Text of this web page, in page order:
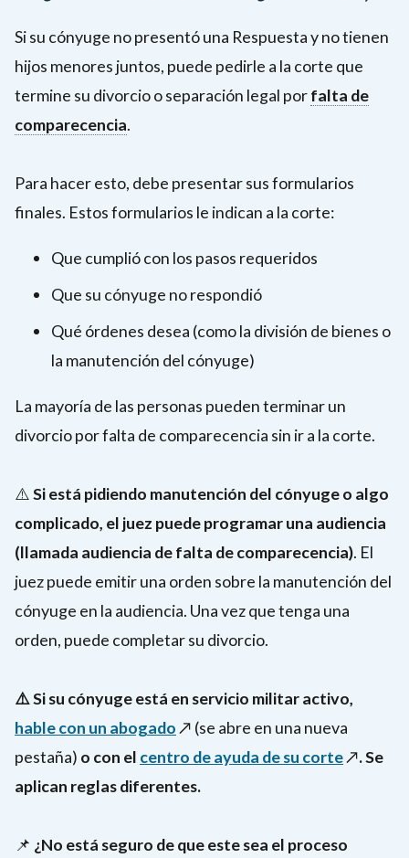
Si su cónyuge no presentó una Respuesta y no tienen
hijos menores juntos, puede pedirle a la corte que
termine su divorcio o separación legal porfalta de
comparecenciaCuando
corte
puede
el
caso
porque
la
persona
no
una
respuesta
a
tiempo.
.
Para hacer esto, debe presentar sus formularios
finales. Estos formularios le indican a la corte:
Que cumplió con los pasos requeridos
Que su cónyuge no respondió
Qué órdenes desea (como la división de bienes o
la manutención del cónyuge)
La mayoría de las personas pueden terminar un
divorcio por falta de comparecencia sin ir a la corte.
⚠️ Si está pidiendo manutención del cónyuge o algo
complicado, el juez puede programar una audiencia
(llamada audiencia de falta de comparecencia). El
juez puede emitir una orden sobre la manutención del
cónyuge en la audiencia. Una vez que tenga una
orden, puede completar su divorcio.
⚠️ Si su cónyuge está en servicio militar activo,
hable con un abogado↗️ (se abre en una nueva
pestaña) o con el centro de ayuda de su corte↗️. Se
aplican reglas diferentes.
📌 ¿No está seguro de que este sea el proceso
la
decidir
el
porque
otra
persona
no
una
respuesta
ambos
y
se
cuando
divorcian.
o
los
recibió
regalo
herencia.